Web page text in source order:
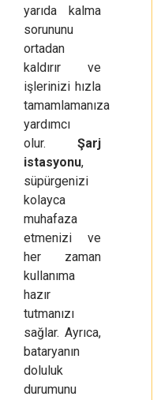
yarıda kalma
sorununu
ortadan
kaldırır ve
işlerinizi hızla
tamamlamanıza
yardımcı
olur. Şarj
istasyonu,
süpürgenizi
kolayca
muhafaza
etmenizi ve
her zaman
kullanıma
hazır
tutmanızı
sağlar. Ayrıca,
bataryanın
doluluk
durumunu